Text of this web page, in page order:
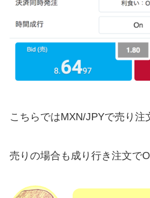
こちらではMXN/JPYで売り注
売りの場合も成り行き注文で